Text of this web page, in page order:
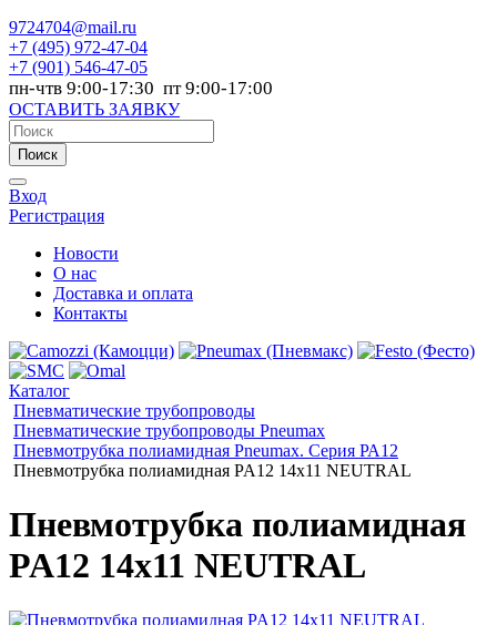
9724704@mail.ru
+7 (495) 972-47-04
+7 (901) 546-47-05
пн-чтв 9:00-17:30 пт 9:00-17:00
ОСТАВИТЬ ЗАЯВКУ
Поиск
Вход
Регистрация
Новости
О нас
Доставка и оплата
Контакты
Каталог
Пневматические трубопроводы
Пневматические трубопроводы Pneumax
Пневмотрубка полиамидная Pneumax. Серия РА12
Пневмотрубка полиамидная PA12 14x11 NEUTRAL
Пневмотрубка полиамидная
PA12 14x11 NEUTRAL